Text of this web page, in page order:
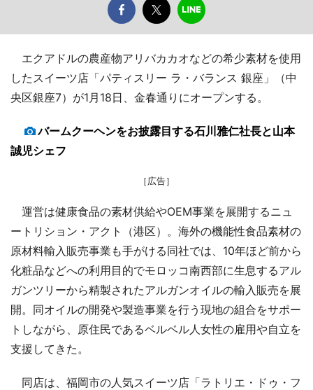
エクアドルの農産物アリバカカオなどの希少素材を使用
したスイーツ店「パティスリー ラ・バランス 銀座」（中
央区銀座7）が1月18日、金春通りにオープンする。
バームクーヘンをお披露目する石川雅仁社長と山本
誠児シェフ
［広告］
運営は健康食品の素材供給やOEM事業を展開するニュ
ートリション・アクト（港区）。海外の機能性食品素材の
原材料輸入販売事業も手がける同社では、10年ほど前から
化粧品などへの利用目的でモロッコ南西部に生息するアル
ガンツリーから精製されたアルガンオイルの輸入販売を展
開。同オイルの開発や製造事業を行う現地の組合をサポー
トしながら、原住民であるベルベル人女性の雇用や自立を
支援してきた。
同店は、福岡市の人気スイーツ店「ラトリエ・ドゥ・フ